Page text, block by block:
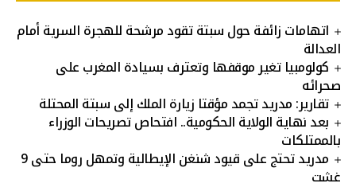
اتهامات زائفة حول سبتة تقود مرشحة للهجرة السرية أمام
العدالة
كولومبيا تغير موقفها وتعترف بسيادة المغرب على
صحرائه
تقارير: مدريد تجمد مؤقتا زيارة الملك إلى سبتة المحتلة
بعد نهاية الولاية الحكومية.. افتحاص تصريحات الوزراء
بالممتلكات
مدريد تحتج على قيود شنغن الإيطالية وتمهل روما حتى 9
غشت